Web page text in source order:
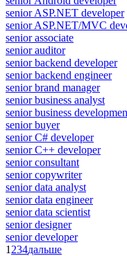
senior ASP.NET developer
senior ASP.NET/MVC
senior associate
senior auditor
senior backend developer
senior backend engineer
senior brand manager
senior business analyst
senior business
senior buyer
senior C# developer
senior C++ developer
senior consultant
senior copywriter
senior data analyst
senior data engineer
senior data scientist
senior designer
senior developer
1 234дальше